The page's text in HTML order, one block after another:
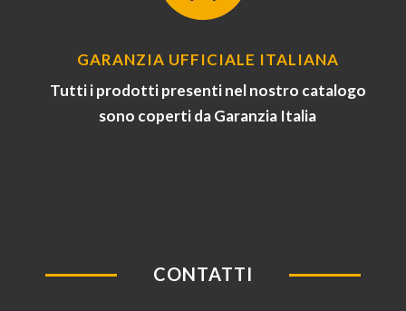
GARANZIA UFFICIALE ITALIANA
Tutti i prodotti presenti nel nostro catalogo
sono coperti da Garanzia Italia
CONTATTI